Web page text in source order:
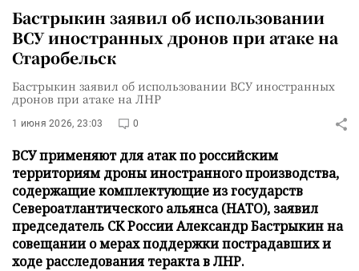
Бастрыкин заявил об использовании
ВСУ иностранных дронов при атаке на
Старобельск
Бастрыкин заявил об использовании ВСУ иностранных
дронов при атаке на ЛНР
1 июня 2026, 23:03 0
ВСУ применяют для атак по российским
территориям дроны иностранного производства,
содержащие комплектующие из государств
Североатлантического альянса (НАТО), заявил
председатель СК России Александр Бастрыкин на
совещании о мерах поддержки пострадавших и
ходе расследования теракта в ЛНР.